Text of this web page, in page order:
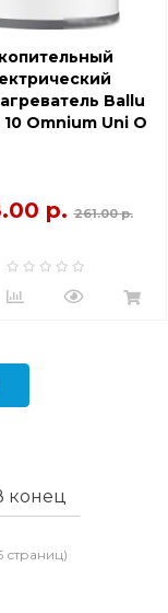
Ballu
10 Omnium Uni O
р. 261.00 р.
конец
страниц)